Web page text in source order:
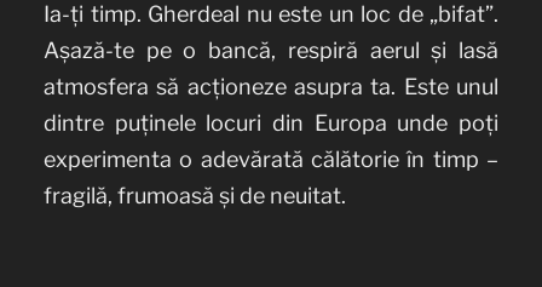
Ia-ți timp. Gherdeal nu este un loc de „bifat”.
Așază-te pe o bancă, respiră aerul și lasă
atmosfera să acționeze asupra ta. Este unul
dintre puținele locuri din Europa unde poți
experimenta o adevărată călătorie în timp –
fragilă, frumoasă și de neuitat.